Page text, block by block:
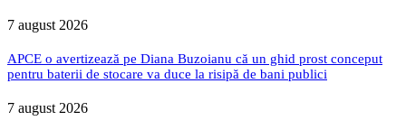
7 august 2026
APCE o avertizează pe Diana Buzoianu că un ghid prost conceput
pentru baterii de stocare va duce la risipă de bani publici
7 august 2026